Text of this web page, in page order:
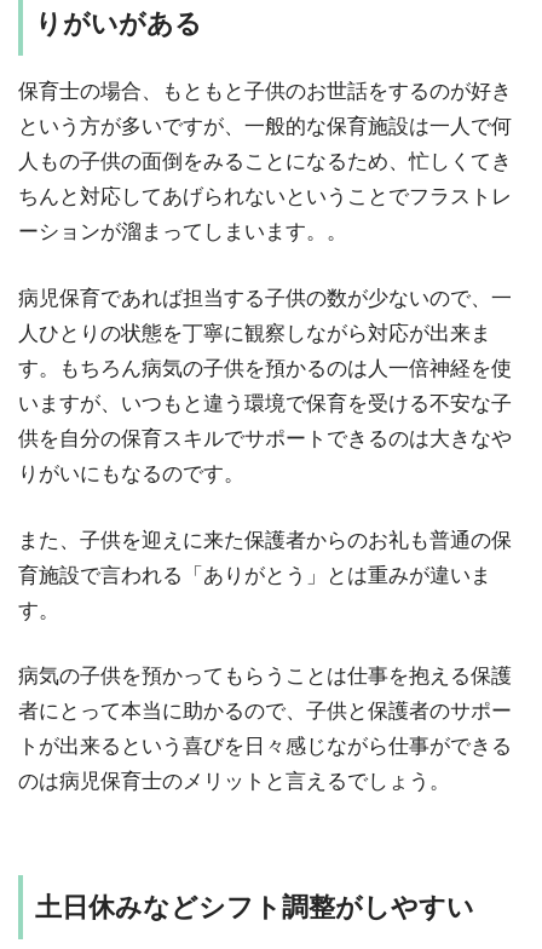
りがいがある
保育士の場合、もともと子供のお世話をするのが好き
という方が多いですが、一般的な保育施設は一人で何
人もの子供の面倒をみることになるため、忙しくてき
ちんと対応してあげられないということでフラストレ
ーションが溜まってしまいます。。
病児保育であれば担当する子供の数が少ないので、一
人ひとりの状態を丁寧に観察しながら対応が出来ま
す。もちろん病気の子供を預かるのは人一倍神経を使
いますが、いつもと違う環境で保育を受ける不安な子
供を自分の保育スキルでサポートできるのは大きなや
りがいにもなるのです。
また、子供を迎えに来た保護者からのお礼も普通の保
育施設で言われる「ありがとう」とは重みが違いま
す。
病気の子供を預かってもらうことは仕事を抱える保護
者にとって本当に助かるので、子供と保護者のサポー
トが出来るという喜びを日々感じながら仕事ができる
のは病児保育士のメリットと言えるでしょう。
土日休みなどシフト調整がしやすい